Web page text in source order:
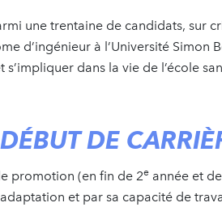
une trentaine de candidats, sur
d’ingénieur à l’Université Simon
s’impliquer dans la vie de l’école
DE
promotion (en fin de 2e année et
et par sa capacité de